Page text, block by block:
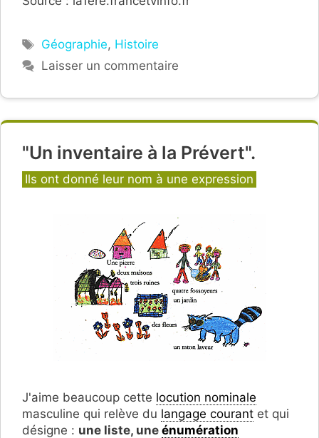
Étiquettes
Géographie, Histoire
Laisser un commentaire
"Un inventaire à la Prévert".
Catégories
Ils ont donné leur nom à une expression
J'aime beaucoup cette locution nominale
masculine qui relève du langage courant et qui
désigne : une liste, une énumération